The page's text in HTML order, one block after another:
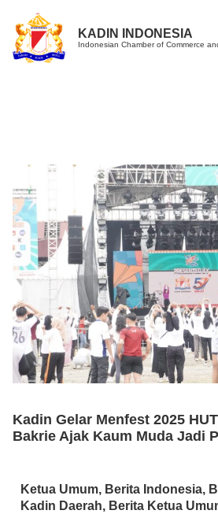
KADIN INDONESIA
Indonesian Chamber of Commerce
Kadin Gelar Menfest 2025
Bakrie Ajak Kaum Muda Jadi
Ketua Umum, Berita Indonesia,
Kadin Daerah, Berita Ketua